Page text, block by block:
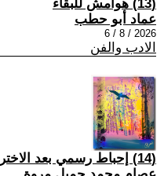
(13) هوامش للبقاء
عماد أبو حطب
2026 / 8 / 6
الادب والفن
(14) إحباط رسمي بعد الاختراقات العدوانية بلا تبرير